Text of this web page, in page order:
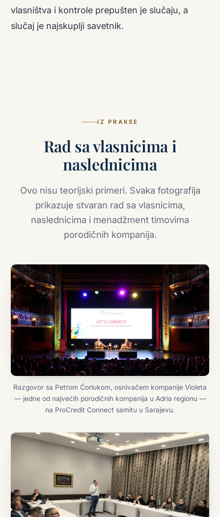
vlasništva i kontrole prepušten je slučaju, a
slučaj je najskuplji savetnik.
IZ PRAKSE
Rad sa vlasnicima i
naslednicima
Ovo nisu teorijski primeri. Svaka fotografija
prikazuje stvaran rad sa vlasnicima,
naslednicima i menadžment timovima
porodičnih kompanija.
Razgovor sa Petrom Ćorlukom, osnivačem kompanije Violeta
— jedne od najvećih porodičnih kompanija u Adria regionu —
na ProCredit Connect samitu u Sarajevu.